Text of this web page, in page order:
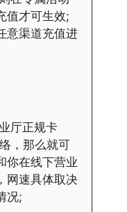
值才可生效;
意渠道充值进
厅正规卡
，那么就可
你在线下营业
网速具体取决
况;